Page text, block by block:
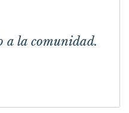
a la comunidad.